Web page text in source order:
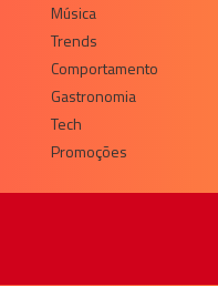
Música
Trends
Comportamento
Gastronomia
Tech
Promoções